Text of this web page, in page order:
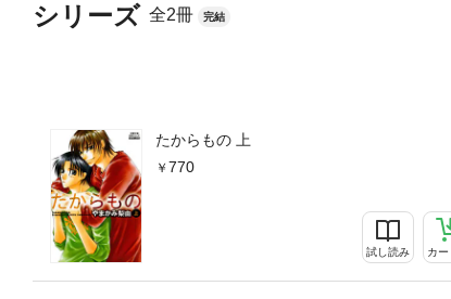
シリーズ 全2冊 完結
たからもの 上
770
試し読み カ